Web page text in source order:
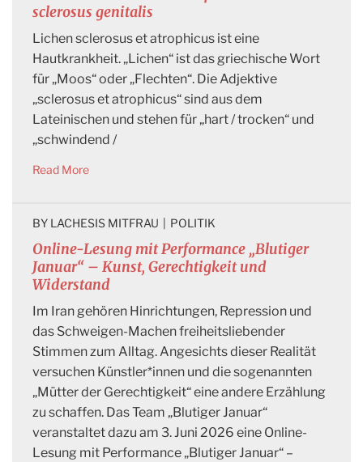
sclerosus genitalis
Lichen sclerosus et atrophicus ist eine
Hautkrankheit. „Lichen“ ist das griechische Wort
für „Moos“ oder „Flechten“. Die Adjektive
„sclerosus et atrophicus“ sind aus dem
Lateinischen und stehen für „hart / trocken“ und
„schwindend /
Read More
Online-Lesung mit Performance „Blutiger
Januar“ – Kunst, Gerechtigkeit und
Widerstand
BY LACHESIS MITFRAU POLITIK
Im Iran gehören Hinrichtungen, Repression und
das Schweigen-Machen freiheitsliebender
Stimmen zum Alltag. Angesichts dieser Realität
versuchen Künstler*innen und die sogenannten
„Mütter der Gerechtigkeit“ eine andere Erzählung
zu schaffen. Das Team „Blutiger Januar“
veranstaltet dazu am 3. Juni 2026 eine Online-
Lesung mit Performance „Blutiger Januar“ –